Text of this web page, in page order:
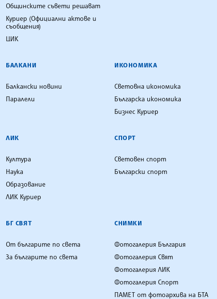
Общинските съвети решават
Куриер (Официални актове и
съобщения)
ЦИК
БАЛКАНИ
Балкански новини
Паралели
ИКОНОМИКА
Световна икономика
Българска икономика
Бизнес Куриер
ЛИК
Култура
Наука
Образование
ЛИК Куриер
СПОРТ
Световен спорт
Български спорт
БГ СВЯТ
От българите по света
За българите по света
СНИМКИ
Фотогалерия България
Фотогалерия Свят
Фотогалерия ЛИК
Фотогалерия Спорт
ПАМЕТ от фотоархива на БТА